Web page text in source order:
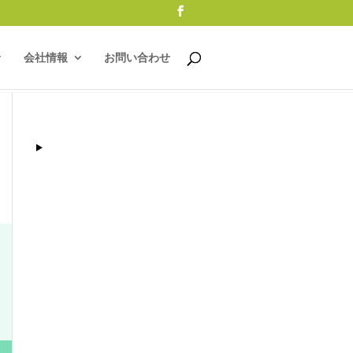
会社情報 お問い合わせ